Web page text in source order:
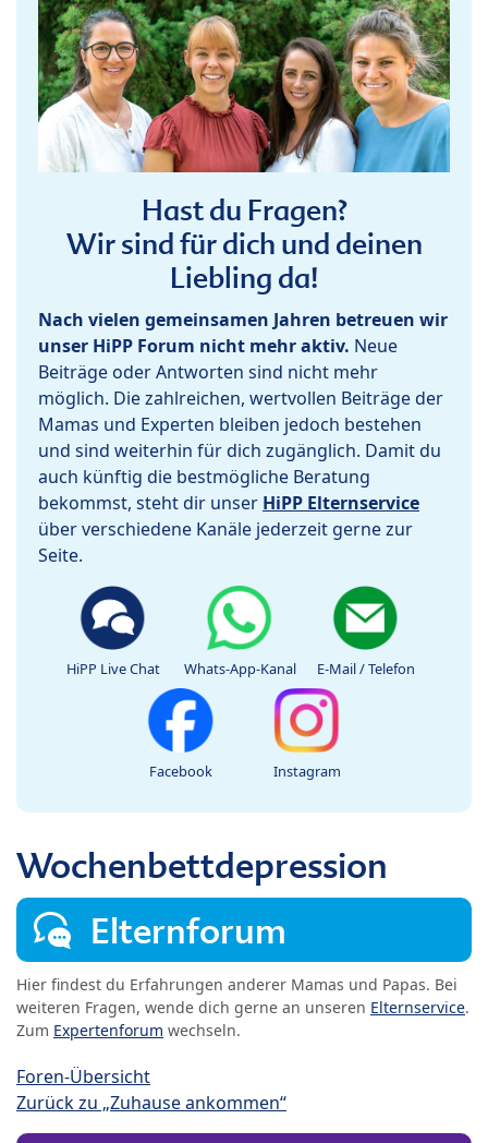
Hast du Fragen?
Wir sind für dich und deinen
Liebling da!
Nach vielen gemeinsamen Jahren betreuen wir
unser HiPP Forum nicht mehr aktiv. Neue
Beiträge oder Antworten sind nicht mehr
möglich. Die zahlreichen, wertvollen Beiträge der
Mamas und Experten bleiben jedoch bestehen
und sind weiterhin für dich zugänglich. Damit du
auch künftig die bestmögliche Beratung
bekommst, steht dir unser HiPP Elternservice
über verschiedene Kanäle jederzeit gerne zur
Seite.
HiPP Live Chat Whats-App-Kanal E-Mail / Telefon
Facebook Instagram
Wochenbettdepression
Elternforum
Hier findest du Erfahrungen anderer Mamas und Papas. Bei
weiteren Fragen, wende dich gerne an unseren Elternservice.
Zum Expertenforum wechseln.
Foren-Übersicht
Zurück zu „Zuhause ankommen“